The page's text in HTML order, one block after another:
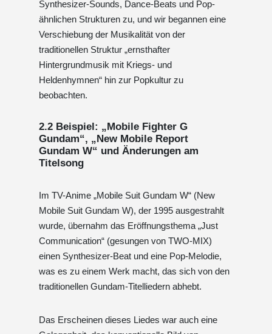
Synthesizer-Sounds, Dance-Beats und Pop-
ähnlichen Strukturen zu, und wir begannen eine
Verschiebung der Musikalität von der
traditionellen Struktur „ernsthafter
Hintergrundmusik mit Kriegs- und
Heldenhymnen“ hin zur Popkultur zu
beobachten.
2.2 Beispiel: „Mobile Fighter G
Gundam“, „New Mobile Report
Gundam W“ und Änderungen am
Titelsong
Im TV-Anime „Mobile Suit Gundam W“ (New
Mobile Suit Gundam W), der 1995 ausgestrahlt
wurde, übernahm das Eröffnungsthema „Just
Communication“ (gesungen von TWO-MIX)
einen Synthesizer-Beat und eine Pop-Melodie,
was es zu einem Werk macht, das sich von den
traditionellen Gundam-Titelliedern abhebt.
Das Erscheinen dieses Liedes war auch eine